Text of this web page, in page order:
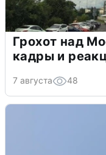
Грохот над
кадры и
7 августа 48